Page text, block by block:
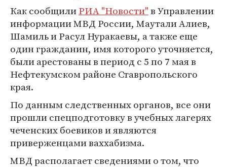
Как сообщилиРИА "Новости"в Управлении
информации МВД России, Маутали Алиев,
Шамиль и Расул Нуракаевы, а также еще
один гражданин, имя которого уточняется,
были арестованы в период с 5 по 7 мая в
Нефтекумском районе Ставропольского
края.
По данным следственных органов, все они
прошли спецподготовку в учебных лагерях
чеченских боевиков и являются
приверженцами ваххабизма.
МВД располагает сведениями о том, что